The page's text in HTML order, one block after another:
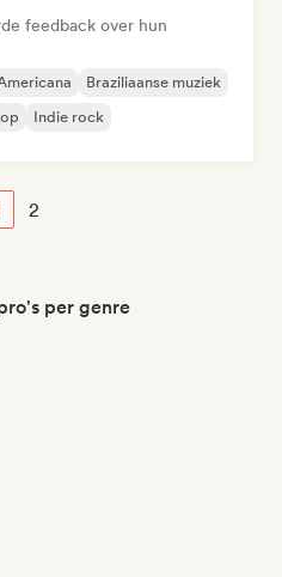
feedback over hun
Braziliaanse muziek
Indie rock
2
per genre